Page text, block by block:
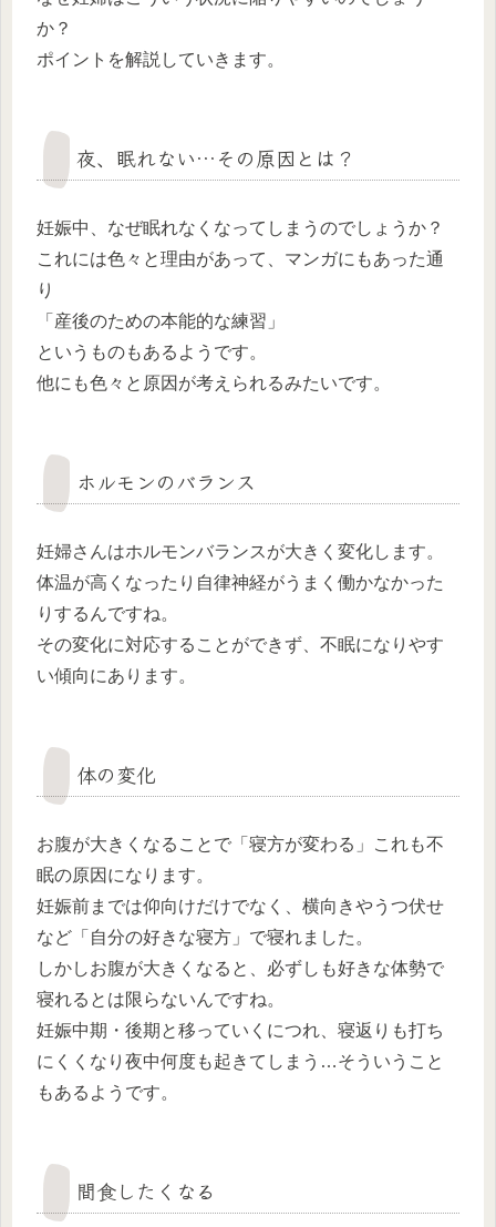
か？
ポイントを解説していきます。
夜、眠れない…その原因とは？
妊娠中、なぜ眠れなくなってしまうのでしょうか？
これには色々と理由があって、マンガにもあった通
り
「産後のための本能的な練習」
というものもあるようです。
他にも色々と原因が考えられるみたいです。
ホルモンのバランス
妊婦さんはホルモンバランスが大きく変化します。
体温が高くなったり自律神経がうまく働かなかった
りするんですね。
その変化に対応することができず、不眠になりやす
い傾向にあります。
体の変化
お腹が大きくなることで「寝方が変わる」これも不
眠の原因になります。
妊娠前までは仰向けだけでなく、横向きやうつ伏せ
など「自分の好きな寝方」で寝れました。
しかしお腹が大きくなると、必ずしも好きな体勢で
寝れるとは限らないんですね。
妊娠中期・後期と移っていくにつれ、寝返りも打ち
にくくなり夜中何度も起きてしまう…そういうこと
もあるようです。
間食したくなる